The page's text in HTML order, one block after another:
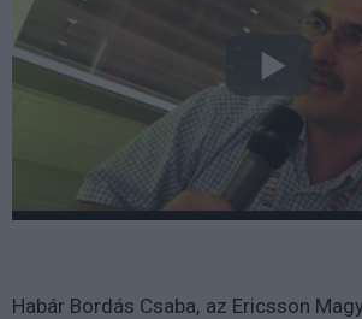
Habár Bordás Csaba, az Ericsson